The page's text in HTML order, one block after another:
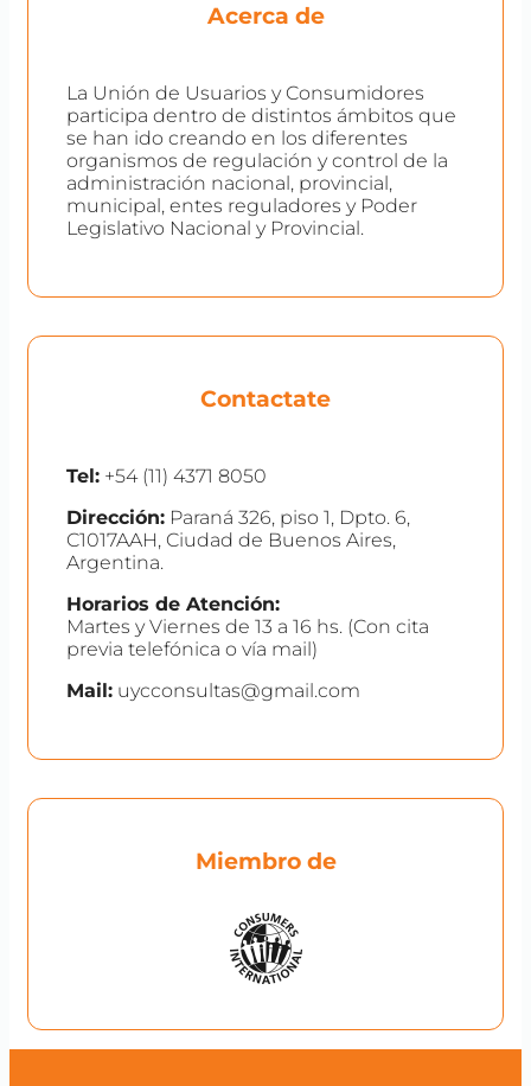
Acerca de
La Unión de Usuarios y Consumidores
participa dentro de distintos ámbitos que
se han ido creando en los diferentes
organismos de regulación y control de la
administración nacional, provincial,
municipal, entes reguladores y Poder
Legislativo Nacional y Provincial.
Contactate
Tel: +54 (11) 4371 8050
Dirección: Paraná 326, piso 1, Dpto. 6,
C1017AAH, Ciudad de Buenos Aires,
Argentina.
Horarios de Atención:
Martes y Viernes de 13 a 16 hs. (Con cita
previa telefónica o vía mail)
Mail: uycconsultas@gmail.com
Miembro de